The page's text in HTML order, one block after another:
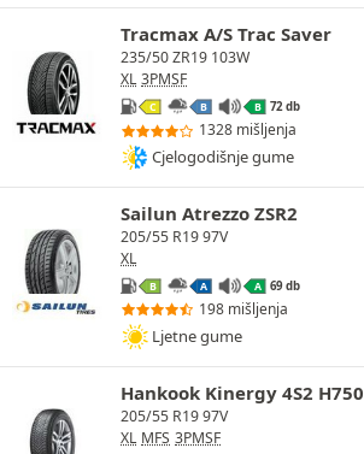
Tracmax A/S Trac Saver
235/50 ZR19 103W
XL 3PMSF
C B B 72 db
1328 mišljenja
Cjelogodišnje gume
Sailun Atrezzo ZSR2
205/55 R19 97V
XL
B A A 69 db
198 mišljenja
Ljetne gume
Hankook Kinergy 4S2 H750
205/55 R19 97V
XL MFS 3PMSF